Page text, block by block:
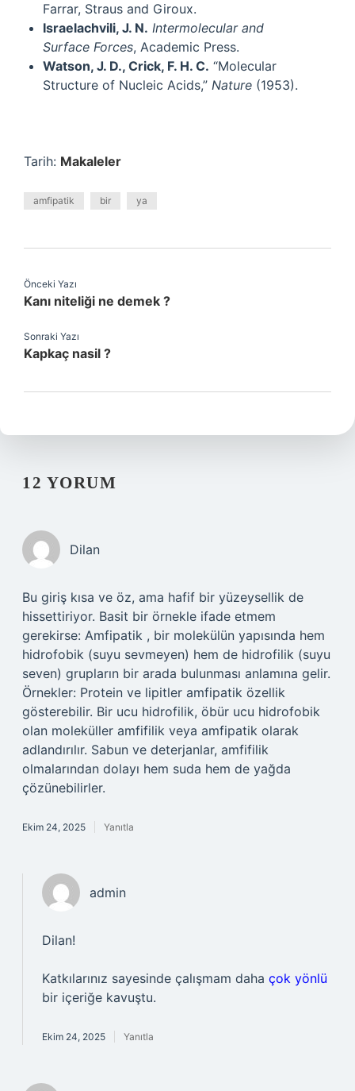
Farrar, Straus and Giroux.
Israelachvili, J. N. Intermolecular and
Surface Forces, Academic Press.
Watson, J. D., Crick, F. H. C. “Molecular
Structure of Nucleic Acids,” Nature (1953).
Tarih: Makaleler
amfipatik bir ya
Önceki Yazı
Kanı niteliği ne demek ?
Sonraki Yazı
Kapkaç nasil ?
12 YORUM
Dilan
Bu giriş kısa ve öz, ama hafif bir yüzeysellik de
hissettiriyor. Basit bir örnekle ifade etmem
gerekirse: Amfipatik , bir molekülün yapısında hem
hidrofobik (suyu sevmeyen) hem de hidrofilik (suyu
seven) grupların bir arada bulunması anlamına gelir.
Örnekler: Protein ve lipitler amfipatik özellik
gösterebilir. Bir ucu hidrofilik, öbür ucu hidrofobik
olan moleküller amfifilik veya amfipatik olarak
adlandırılır. Sabun ve deterjanlar, amfifilik
olmalarından dolayı hem suda hem de yağda
çözünebilirler.
Ekim 24, 2025 Yanıtla
admin
Dilan!
Katkılarınız sayesinde çalışmam daha çok yönlü
bir içeriğe kavuştu.
Ekim 24, 2025 Yanıtla